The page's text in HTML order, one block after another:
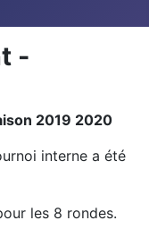
-
2019 2020
interne a été
les 8 rondes.